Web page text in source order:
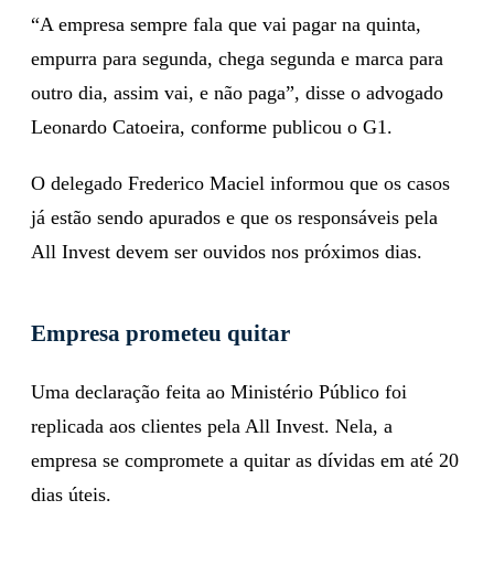
“A empresa sempre fala que vai pagar na quinta,
empurra para segunda, chega segunda e marca para
outro dia, assim vai, e não paga”, disse o advogado
Leonardo Catoeira, conforme publicou o G1.
O delegado Frederico Maciel informou que os casos
já estão sendo apurados e que os responsáveis pela
All Invest devem ser ouvidos nos próximos dias.
Empresa prometeu quitar
Uma declaração feita ao Ministério Público foi
replicada aos clientes pela All Invest. Nela, a
empresa se compromete a quitar as dívidas em até 20
dias úteis.